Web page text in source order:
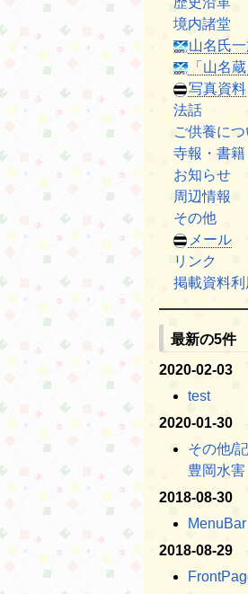
境内諸堂
山名氏
「山名蔵
写真資料
法話
ご供養につ
寺報・書籍
お知らせ
周辺情報
その他
メール
リンク
掲載資料
最新の5件
2020-02-03
test
2020-01-30
その他​/
豊岡水害
2018-08-30
MenuBar
2018-08-29